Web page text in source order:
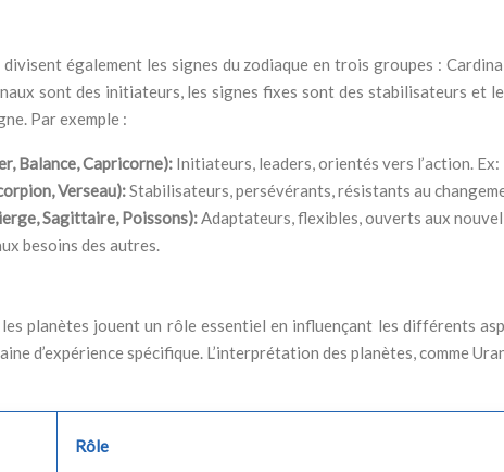
également les signes du zodiaque en trois groupes :
sont des initiateurs, les signes fixes sont des stabilisateurs et
Par exemple :
Balance, Capricorne): Initiateurs, leaders, orientés vers l’action. Ex:
Verseau):Stabilisateurs, persévérants, résistants au
Sagittaire, Poissons):Adaptateurs, flexibles, ouverts aux
besoins des autres.
les planètes jouent un rôle essentiel en influençant les différents
d’expérience spécifique. L’interprétation des planètes, comme
Rôle